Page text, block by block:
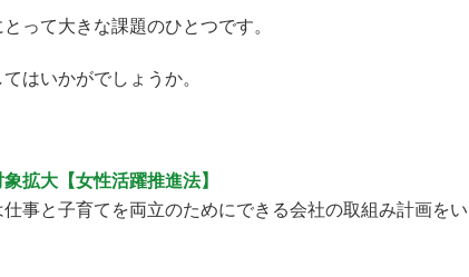
って大きな課題のひとつです。
はいかがでしょうか。
拡大【女性活躍推進法】
事と子育てを両立のためにできる会社の取組み計画をい